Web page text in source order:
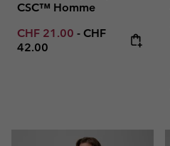
CSC™ Homme
Minimum sale price:
CHF 21.00 - Maximum price:
CHF
42.00